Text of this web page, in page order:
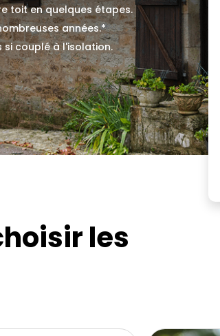
toit en quelques étapes.
années.*
si couplé à l'isolation.
les